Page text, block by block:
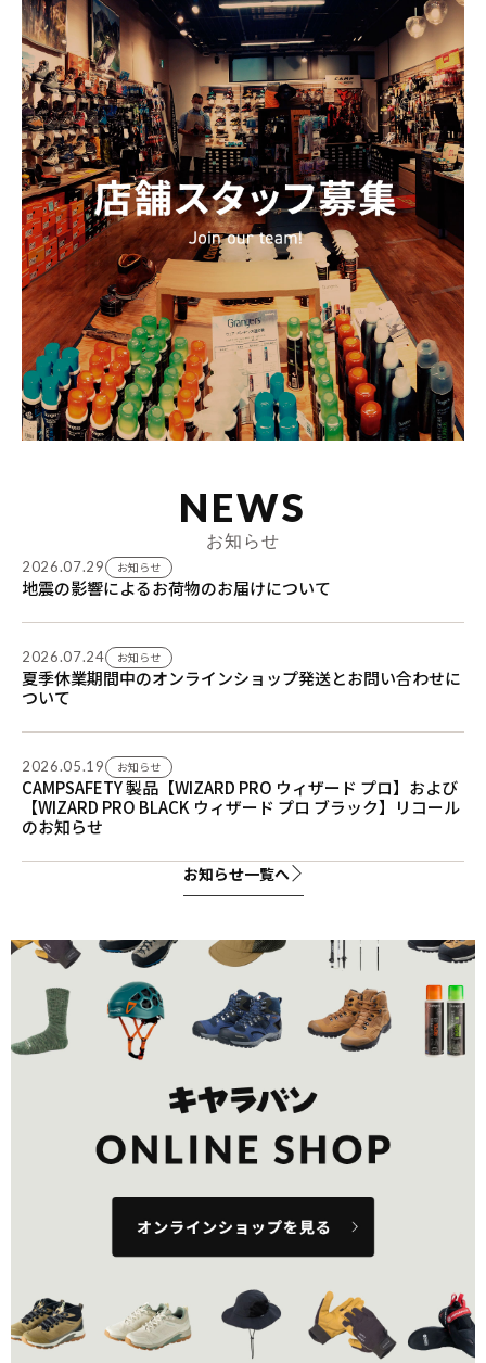
NEWS
お知らせ
2026.07.29 お知らせ
地震の影響によるお荷物のお届けについて
2026.07.24 お知らせ
夏季休業期間中のオンラインショップ発送とお問い合わせに
ついて
2026.05.19 お知らせ
CAMPSAFETY 製品【WIZARD PRO ウィザード プロ】および
【WIZARD PRO BLACK ウィザード プロ ブラック】リコール
のお知らせ
お知らせ一覧へ